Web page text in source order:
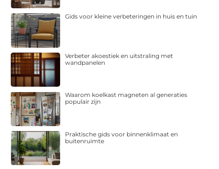
Gids voor kleine verbeteringen in huis en tuin
Verbeter akoestiek en uitstraling met
wandpanelen
Waarom koelkast magneten al generaties
populair zijn
Praktische gids voor binnenklimaat en
buitenruimte